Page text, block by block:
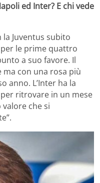
ed Inter? E chi vede
la Juventus subito
le prime quattro
a suo favore. Il
ma con una rosa più
anno. L’Inter ha la
ritrovare in un mese
che si